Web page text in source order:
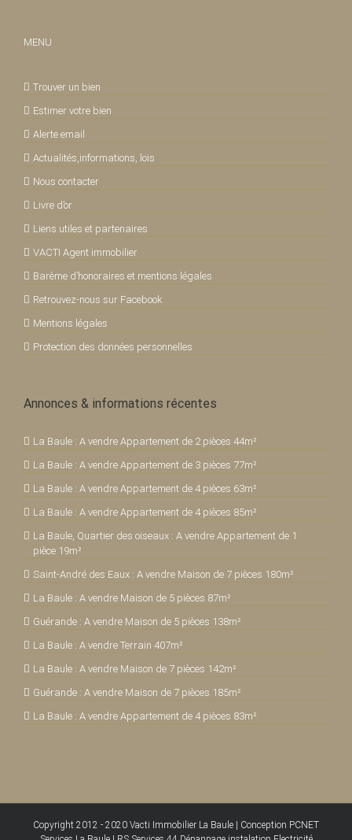
MENU
Trouver un bien
Estimer votre bien
Alerte email
Actualités,informations, lois
Nous contacter
Livre d’or
Liens utiles et partenaires
VACTI Agent immobilier
Barème d’honoraires et mentions légales
Retrouvez-nous sur Facebook
Mentions légales
Protection des données personnelles
Annonces & informations récentes
La Baule : A vendre Appartement de 2 pièces 44m²
La Baule : A vendre Appartement de 3 pièces 77m²
La Baule : A vendre Appartement de 4 pièces 63m²
La Baule : A vendre Appartement de 4 pièces 85m²
La Baule, Quartier des oiseaux : A vendre Appartement de 1
pièce 19m²
Saint-André des Eaux : A vendre Maison de 7 pièces 180m²
La Baule : A vendre Maison de 5 pièces 87m²
Guérande : A vendre Maison de 5 pièces 138m²
La Baule : A vendre Terrain 407m²
La Baule : A vendre Maison de 7 pièces 142m²
Guérande : A vendre Maison de 7 pièces 185m²
La Baule : A vendre Appartement de 4 pièces 83m²
Copyright 2012 - 2020 Vacti Immobilier La Baule | Conception PCNET